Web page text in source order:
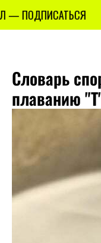
ПОДПИСАТЬСЯ
Словарь
плаванию